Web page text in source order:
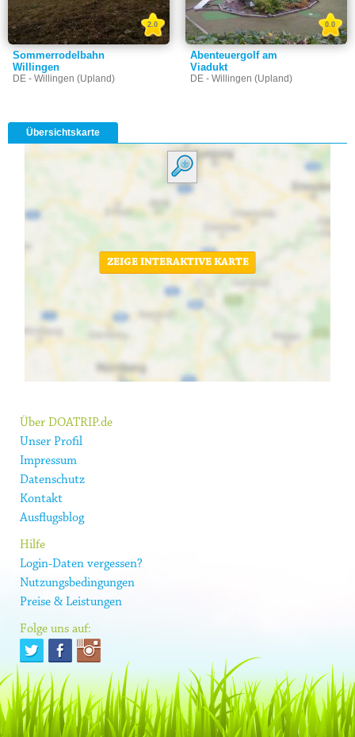
Sommerrodelbahn
Willingen
DE - Willingen (Upland)
2.0
Abenteuergolf am
Viadukt
DE - Willingen (Upland)
0.0
Übersichtskarte
ZEIGE INTERAKTIVE KARTE
Über DOATRIP.de
Unser Profil
Impressum
Datenschutz
Kontakt
Ausflugsblog
Hilfe
Login-Daten vergessen?
Nutzungsbedingungen
Preise & Leistungen
Folge uns auf: